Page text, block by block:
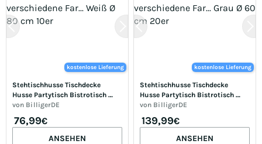
kostenlose Lieferung
Stehtischhusse Tischdecke
Husse Partytisch Bistrotisch
Decke verschiedene Far... Weiß Ø
von BilligerDE
76,99€
ANSEHEN
kostenlose Lieferung
Stehtischhusse Tischdecke
Husse Partytisch Bistrotisch
Decke verschiedene Far... Grau Ø
von BilligerDE
139,99€
ANSEHEN